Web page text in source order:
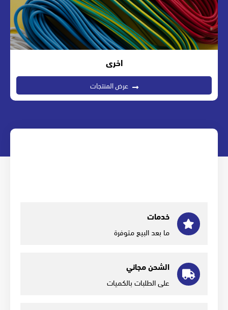
اخرى
عرض المنتجات
خدمات
ما بعد البيع متوفرة
الشحن مجاني
على الطلبات بالكميات